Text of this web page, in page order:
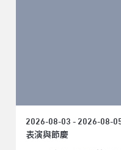
2026-08-03 - 2026-08-
表演與節慶